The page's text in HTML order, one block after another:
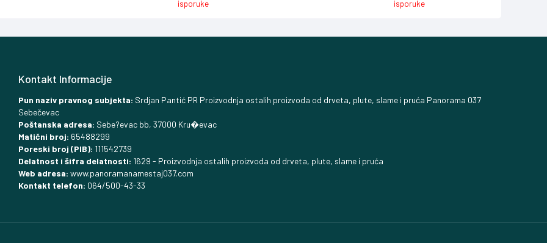
isporuke
isporuke
Kontakt Informacije
Pun naziv pravnog subjekta: Srdjan Pantić PR Proizvodnja ostalih proizvoda od drveta, plute, slame i pruća Panorama 037
Sebečevac
Poštanska adresa: Sebe?evac bb, 37000 Kru�evac
Matični broj: 65488299
Poreski broj (PIB): 111542739
Delatnost i šifra delatnosti: 1629 - Proizvodnja ostalih proizvoda od drveta, plute, slame i pruća
Web adresa: www.panoramanamestaj037.com
Kontakt telefon: 064/500-43-33